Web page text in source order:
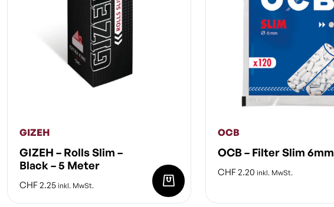
GIZEH
GIZEH – Rolls Slim –
Black – 5 Meter
CHF2.25 inkl. MwSt.
OCB
OCB – Filter Slim 6mm
CHF2.20 inkl. MwSt.